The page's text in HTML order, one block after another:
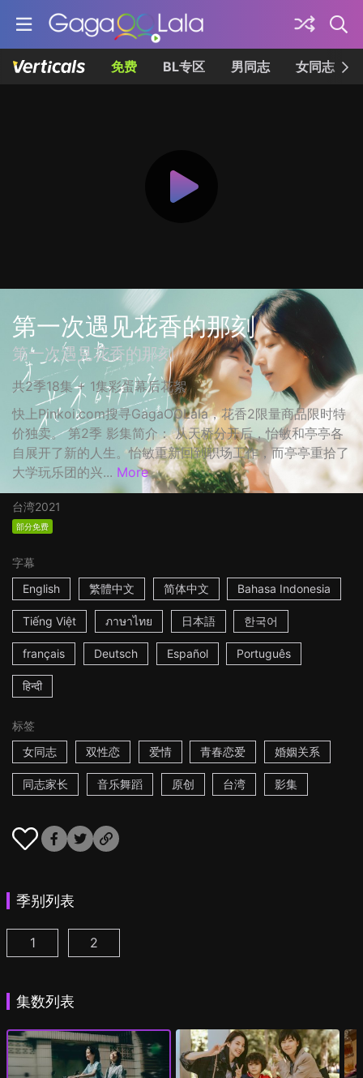
免费 BL专区 男同志 女同志
第一次遇见花香的那刻
第一次遇見花香的那刻
共2季18集 + 1集彩蛋幕后花絮
快上Pinkoi.com搜寻GagaOOLala，花香2限量商品限时特
价独卖。 第2季 影集简介： 从天桥分开后，怡敏和亭亭各
自展开了新的人生。怡敏重新回到职场工作，而亭亭重拾了
大学玩乐团的兴... More
台湾2021
部分免费
字幕
English
繁體中文 简体中文 Bahasa Indonesia
Tiếng Việt ภาษาไทย 日本語 한국어
français Deutsch Español Português
हिन्दी
标签
女同志
双性恋 爱情 青春恋爱 婚姻关系
同志家长 音乐舞蹈 原创 台湾 影集
季别列表
第一次遇见花香的那刻 第1季 第1集
1 第一次遇见花香的那刻 第2季 第1集
2
集数列表